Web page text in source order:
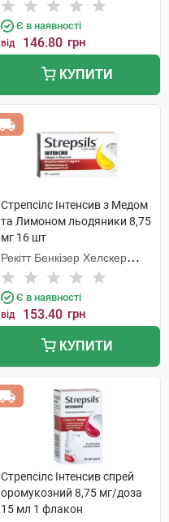
Є в наявності
від 146.80 грн
КУПИТИ
Стрепсілс Інтенсив з Медом
та Лимоном льодяники 8,75
мг 16 шт
Рекітт Бенкізер Хелскер
Інтернешнл
Є в наявності
від 153.40 грн
КУПИТИ
Стрепсілс Інтенсив спрей
оромукозний 8,75 мг/доза
15 мл 1 флакон